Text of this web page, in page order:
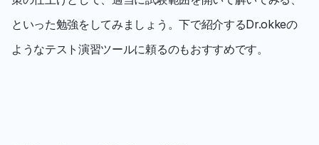
といった勉強をしてみましょう。下で紹介するDr.okkeの
ようなテスト演習ツールに頼るのもおすすめです。